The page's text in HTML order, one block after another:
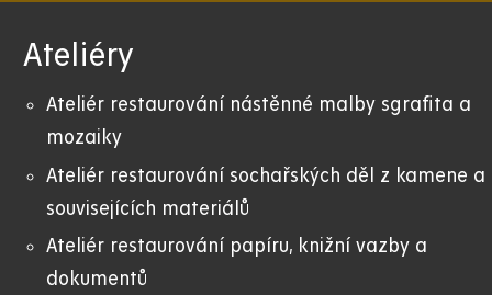
Ateliéry
Ateliér restaurování nástěnné malby sgrafita a
mozaiky
Ateliér restaurování sochařských děl z kamene a
souvisejících materiálů
Ateliér restaurování papíru, knižní vazby a
dokumentů